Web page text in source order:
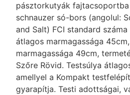
pásztorkutyák
schnauzer só-bors (angolul:
and Salt) FCI standard
átlagos marmagassága
marmagassága 49cm,
Szőre Rövid. Testsúlya
amellyel a Kompakt
gyarapítja. Testi adottságai,